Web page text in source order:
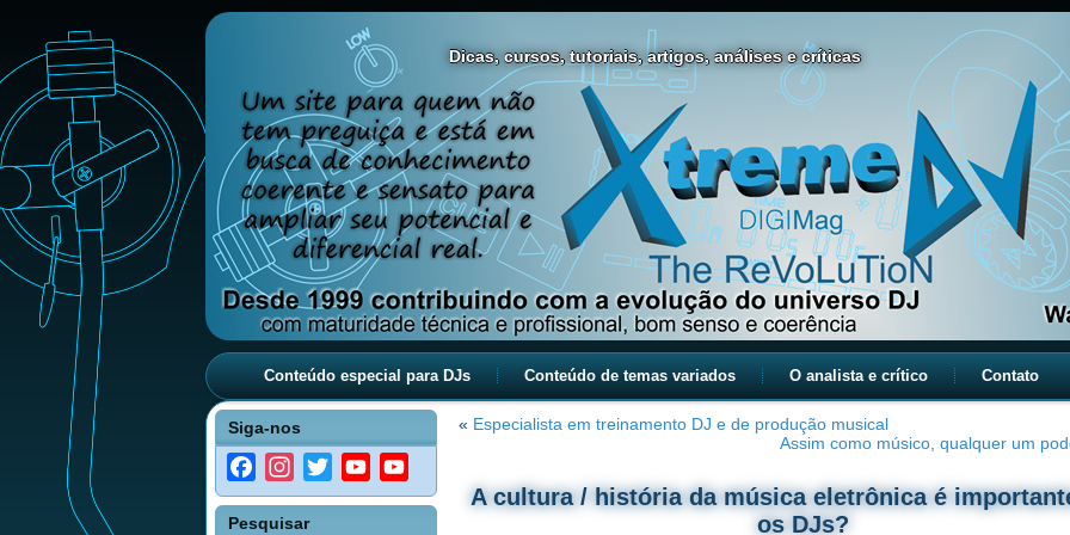
Dicas, cursos, tutoriais, artigos, análises e críticas
Conteúdo especial para DJs Conteúdo de temas variados O analista e crítico Contato
Siga-nos
FacebookInstagramTwitterYouTube
Channel
Pesquisar
« Especialista em treinamento DJ e de produção musical
Assim como músico, qualquer um
A cultura / história da música eletrônica é
os DJs?